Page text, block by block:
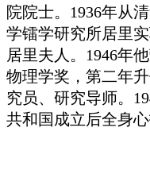
院院士。1936年从
学镭学研究所居里
居里夫人。1946年
物理学奖，第二年
究员、研究导师。
共和国成立后全身